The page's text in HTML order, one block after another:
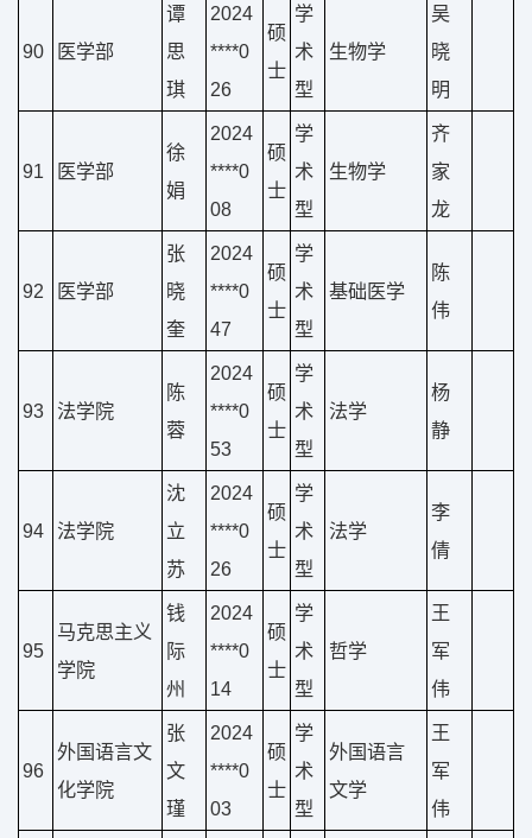
90 医学部
谭
思
琪
2024
****0
26
硕
士
学
术
型
生物学
吴
晓
明
91 医学部
徐
娟
2024
****0
08
硕
士
学
术
型
生物学
齐
家
龙
92 医学部
张
晓
奎
2024
****0
47
硕
士
学
术
型
基础医学
陈
伟
93 法学院
陈
蓉
2024
****0
53
硕
士
学
术
型
法学
杨
静
94 法学院
沈
立
苏
2024
****0
26
硕
士
学
术
型
法学
李
倩
95
马克思主义
学院
钱
际
州
2024
****0
14
硕
士
学
术
型
哲学
王
军
伟
96
外国语言文
化学院
张
文
瑾
2024
****0
03
硕
士
学
术
型
外国语言
文学
王
军
伟